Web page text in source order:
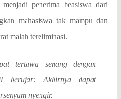
penerima beasiswa dari
mahasiswa tak mampu dan
malah tereliminasi.
tertawa senang dengan
berujar: Akhirnya dapat
nyengir.